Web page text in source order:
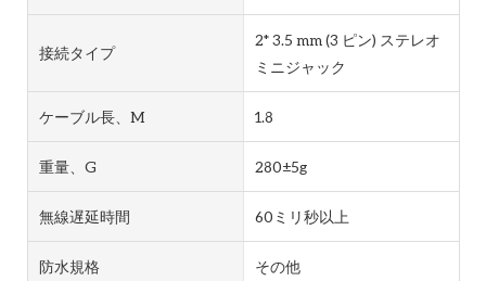
接続タイプ
2* 3.5 mm (3 ピン) ステレオ
ミニジャック
ケーブル長、m 1.8
重量、g 280±5g
無線遅延時間 60ミリ秒以上
防水規格 その他